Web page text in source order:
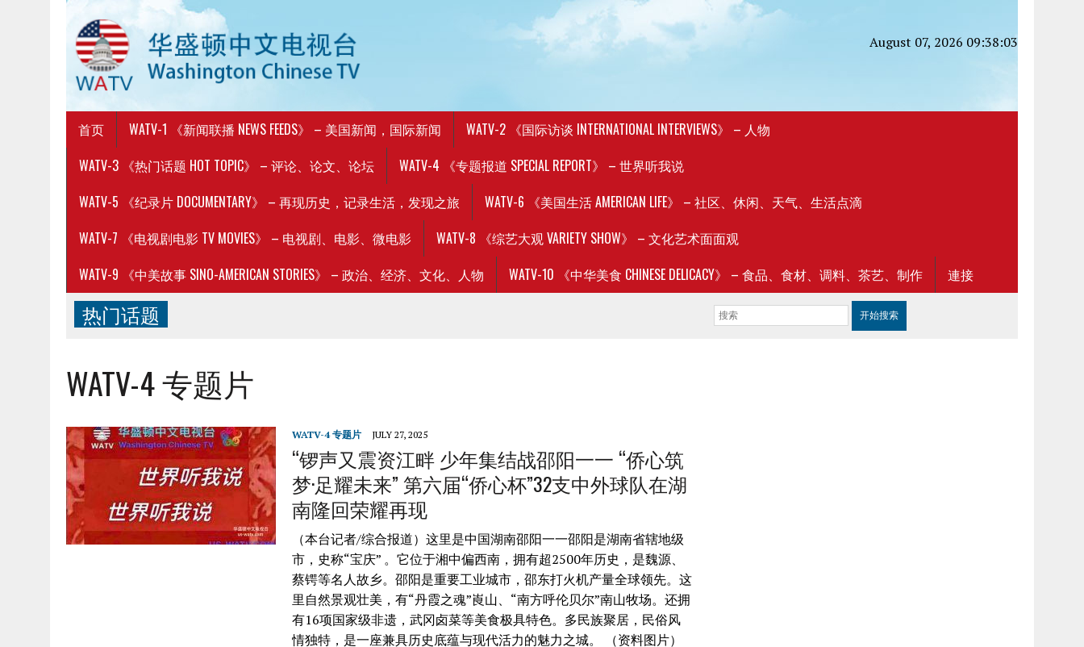
August 07, 2026 09:38:03
首页 WATV-1 《新闻联播 NEWS FEEDS》 – 美国新闻，国际新闻
WATV-2 《国际访谈 INTERNATIONAL INTERVIEWS》 – 人物
WATV-3 《热门话题 HOT TOPIC》 – 评论、论文、论坛
WATV-4 《专题报道 SPECIAL REPORT》 – 世界听我说
WATV-5 《纪录片 DOCUMENTARY》 – 再现历史，记录生活，发现之旅
WATV-6 《美国生活 AMERICAN LIFE》 – 社区、休闲、天气、生活点滴
WATV-7 《电视剧电影 TV MOVIES》 – 电视剧、电影、微电影
WATV-8 《综艺大观 VARIETY SHOW》 – 文化艺术面面观
WATV-9 《中美故事 SINO-AMERICAN STORIES》 – 政治、经济、文化、人物
WATV-10 《中华美食 CHINESE DELICACY》 – 食品、食材、调料、茶艺、制作 連接
热门话题
WATV-4 专题片
WATV-4 专题片 JULY 27, 2025
“锣声又震资江畔 少年集结战邵阳一一 “侨心筑
梦·足耀未来” 第六届“侨心杯”32支中外球队在湖
南隆回荣耀再现
（本台记者/综合报道）这里是中国湖南邵阳一一邵阳是湖南省辖地级
市，史称“宝庆” 。它位于湘中偏西南，拥有超2500年历史，是魏源、
蔡锷等名人故乡。邵阳是重要工业城市，邵东打火机产量全球领先。这
里自然景观壮美，有“丹霞之魂”崀山、“南方呼伦贝尔”南山牧场。还拥
有16项国家级非遗，武冈卤菜等美食极具特色。多民族聚居，民俗风
情独特，是一座兼具历史底蕴与现代活力的魅力之城。 （资料图片）